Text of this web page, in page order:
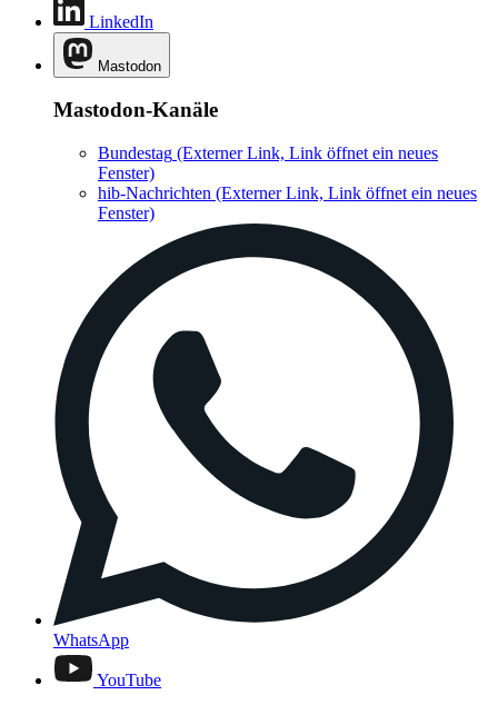
LinkedIn
Mastodon
Mastodon-Kanäle
Bundestag (Externer Link, Link öffnet ein neues
Fenster)
hib-Nachrichten (Externer Link, Link öffnet ein neues
Fenster)
WhatsApp
YouTube